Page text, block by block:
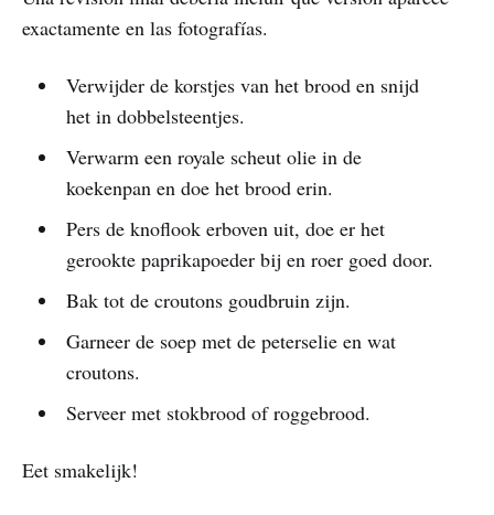
exactamente en las fotografías.
Verwijder de korstjes van het brood en snijd
het in dobbelsteentjes.
Verwarm een royale scheut olie in de
koekenpan en doe het brood erin.
Pers de knoflook erboven uit, doe er het
gerookte paprikapoeder bij en roer goed door.
Bak tot de croutons goudbruin zijn.
Garneer de soep met de peterselie en wat
croutons.
Serveer met stokbrood of roggebrood.
Eet smakelijk!